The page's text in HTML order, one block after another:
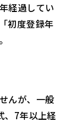
経過してい
初度登録年
んが、一般
、7年以上経